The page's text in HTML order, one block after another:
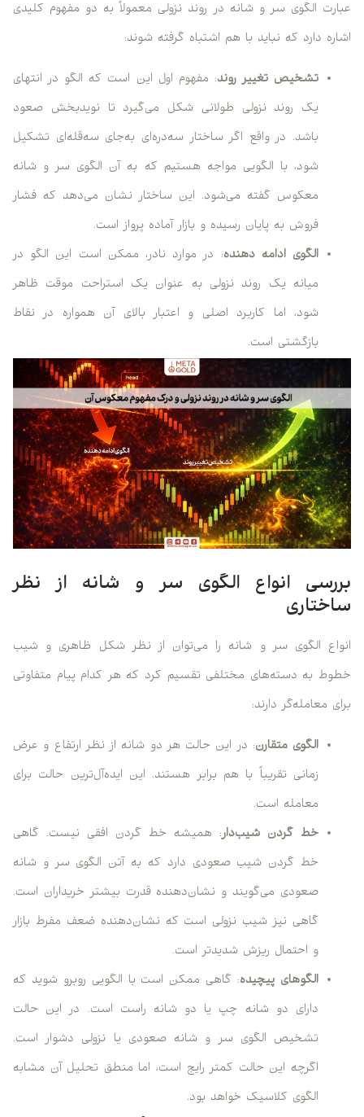
عبارت الگوی سر و شانه در روند نزولی معمولاً به دو مفهوم کلیدی
اشاره دارد که نباید با هم اشتباه گرفته شوند:
تشخیص تغییر روند: مفهوم اول این است که الگو در انتهای
یک روند نزولی طولانی شکل می‌گیرد تا نویدبخش صعود
باشد. در واقع اگر ساختار سه‌دره‌ای به‌جای سه‌قله‌ای تشکیل
شود، با الگویی مواجه هستیم که به آن الگوی سر و شانه
معکوس گفته می‌شود. این ساختار نشان می‌دهد که فشار
فروش به پایان رسیده و بازار آماده پرواز است.
الگوی ادامه دهنده: در موارد نادر، ممکن است این الگو در
میانه یک روند نزولی به عنوان یک استراحت موقت ظاهر
شود، اما کاربرد اصلی و اعتبار بالای آن همواره در نقاط
بازگشتی است.
بررسی انواع الگوی سر و شانه از نظر
ساختاری
انواع الگوی سر و شانه را می‌توان از نظر شکل ظاهری و شیب
خطوط به دسته‌های مختلفی تقسیم کرد که هر کدام پیام متفاوتی
برای معامله‌گر دارند:
الگوی متقارن: در این حالت هر دو شانه از نظر ارتفاع و عرض
زمانی تقریباً با هم برابر هستند. این ایده‌آل‌ترین حالت برای
معامله است.
خط گردن شیب‌دار: همیشه خط گردن افقی نیست. گاهی
خط گردن شیب صعودی دارد که به آتن الگوی سر و شانه
صعودی می‌گویند و نشان‌دهنده قدرت بیشتر خریداران است.
گاهی نیز شیب نزولی است که نشان‌دهنده ضعف مفرط بازار
و احتمال ریزش شدیدتر است.
الگوهای پیچیده: گاهی ممکن است با الگویی روبرو شوید که
دارای دو شانه چپ یا دو شانه راست است. در این حالت
تشخیص الگوی سر و شانه صعودی یا نزولی دشوار است.
اگرچه این حالت کمتر رایج است، اما منطق تحلیل آن مشابه
الگوی کلاسیک خواهد بود.